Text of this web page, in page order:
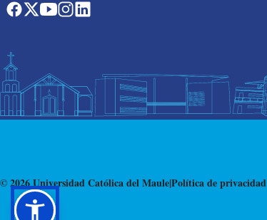
© 2026 Universidad Católica del Maule|Política de privacidad